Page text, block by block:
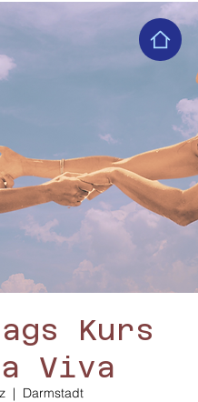
Kurs
Viva
  |
Darmstadt